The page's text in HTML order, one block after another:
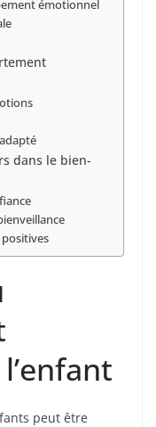
émotionnel
dans le bien-
peut être